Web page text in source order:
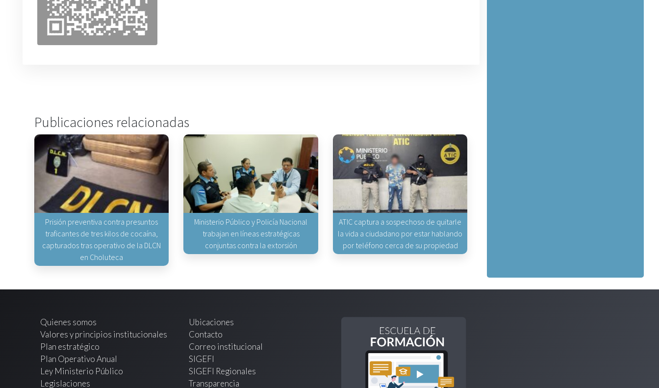
Publicaciones relacionadas
Prisión preventiva contra presuntos
traficantes de tres kilos de cocaína,
capturados tras operativo de la DLCN
en Choluteca
Ministerio Público y Policía Nacional
trabajan en líneas estratégicas
conjuntas contra la extorsión
ATIC captura a sospechoso de quitarle
la vida a ciudadano por estar hablando
por teléfono cerca de su propiedad
Quienes somos
Valores y principios institucionales
Plan estratégico
Plan Operativo Anual
Ley Ministerio Público
Legislaciones
Ubicaciones
Contacto
Correo institucional
SIGEFI
SIGEFI Regionales
Transparencia